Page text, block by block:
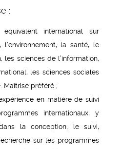
:
international sur
l’environnement, la santé, le
les sciences de l’information,
les sciences sociales
Maîtrise préféré ;
en matière de suivi
internationaux, y
la conception, le suivi,
sur les programmes